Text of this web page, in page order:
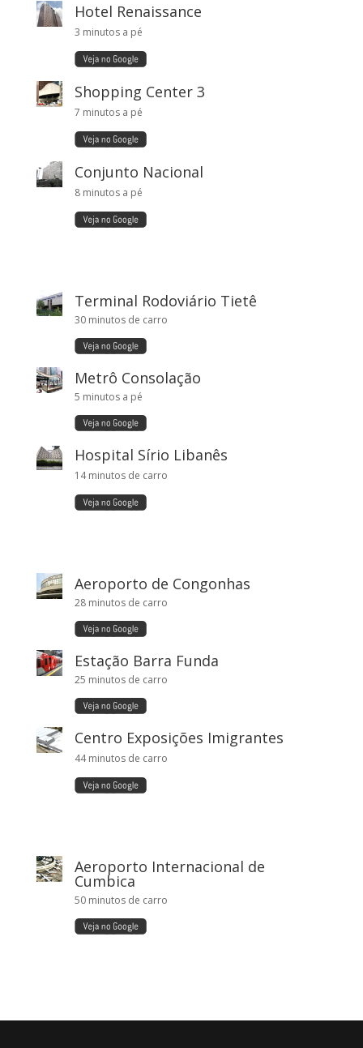
Hotel Renaissance
3 minutos a pé
Shopping Center 3
7 minutos a pé
Conjunto Nacional
8 minutos a pé
Terminal Rodoviário Tietê
30 minutos de carro
Metrô Consolação
5 minutos a pé
Hospital Sírio Libanês
14 minutos de carro
Aeroporto de Congonhas
28 minutos de carro
Estação Barra Funda
25 minutos de carro
Centro Exposições Imigrantes
44 minutos de carro
Aeroporto Internacional de
Cumbica
50 minutos de carro